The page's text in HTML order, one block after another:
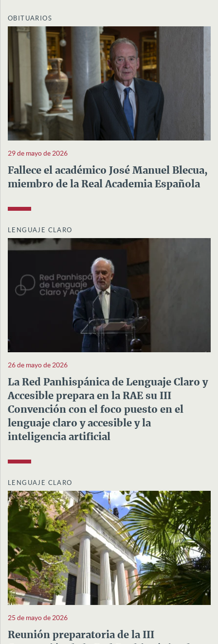
OBITUARIOS
29 de mayo de 2026
Fallece el académico José Manuel Blecua,
miembro de la Real Academia Española
LENGUAJE CLARO
26 de mayo de 2026
La Red Panhispánica de Lenguaje Claro y
Accesible prepara en la RAE su III
Convención con el foco puesto en el
lenguaje claro y accesible y la
inteligencia artificial
LENGUAJE CLARO
25 de mayo de 2026
Reunión preparatoria de la III